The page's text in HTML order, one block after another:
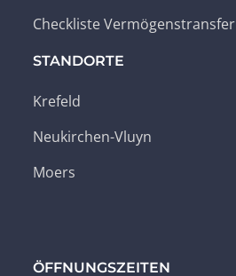
Checkliste Vermögenstransfer
STANDORTE
Krefeld
Neukirchen-Vluyn
Moers
ÖFFNUNGSZEITEN